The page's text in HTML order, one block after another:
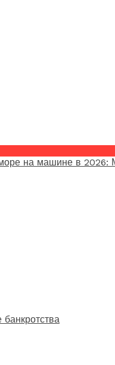
на машине в 2026: